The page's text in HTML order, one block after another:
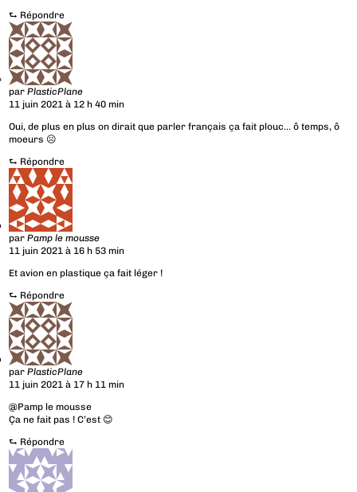
⮑ Répondre
parPlasticPlane
11 juin 2021 à 12 h 40 min
Oui, de plus en plus on dirait que parler français ça fait plouc… ô temps, ô
moeurs ☹
⮑ Répondre
parPamp le mousse
11 juin 2021 à 16 h 53 min
Et avion en plastique ça fait léger !
⮑ Répondre
parPlasticPlane
11 juin 2021 à 17 h 11 min
@Pamp le mousse
Ça ne fait pas ! C’est 😊
⮑ Répondre